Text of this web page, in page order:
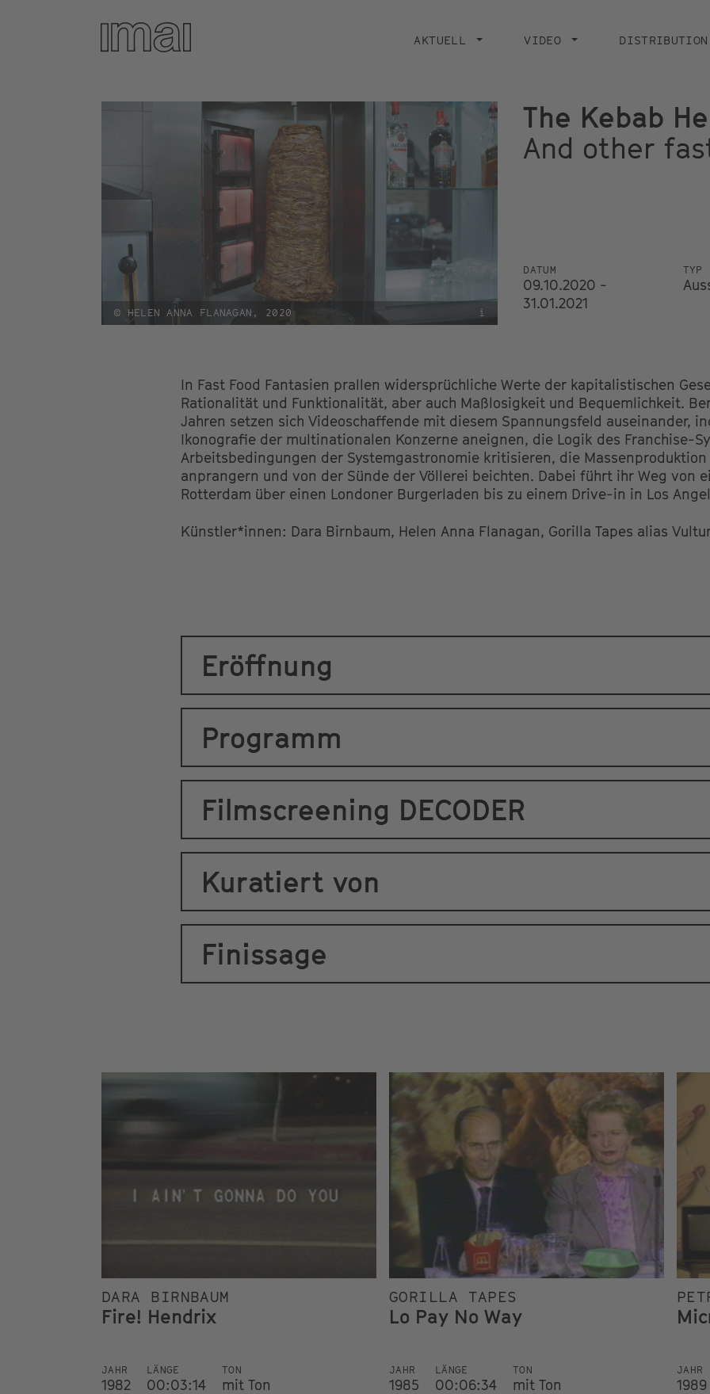
navigation
AKTUELL VIDEO DISTRIBUTION
© HELEN ANNA FLANAGAN, 2020 i
The Kebab
And other
DATUM
09.10.2020 -
31.01.2021
TYP
In Fast Food Fantasien prallen widersprüchliche Werte der kapitalistischen
Rationalität und Funktionalität, aber auch Maßlosigkeit und Bequemlichkeit.
Jahren setzen sich Videoschaffende mit diesem Spannungsfeld auseinander,
Ikonografie der multinationalen Konzerne aneignen, die Logik des Franchise-
Arbeitsbedingungen der Systemgastronomie kritisieren, die
anprangern und von der Sünde der Völlerei beichten. Dabei führt ihr Weg von
Rotterdam über einen Londoner Burgerladen bis zu einem Drive-in in Los
Künstler*innen: Dara Birnbaum, Helen Anna Flanagan, Gorilla Tapes alias
Eröffnung
Programm
Filmscreening DECODER
Kuratiert von
Finissage
DARA BIRNBAUM
Fire! Hendrix
JAHR
1982
LÄNGE
00:03:14
TON
mit Ton
GORILLA TAPES
Lo Pay No Way
JAHR
1985
LÄNGE
00:06:34
TON
mit Ton
JAHR
1989